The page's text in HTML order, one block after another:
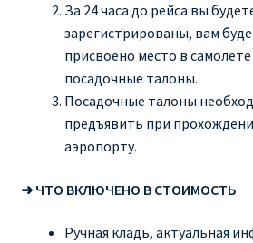
За 24 часа до рейса вы
зарегистрированы, вам
присвоено место в
посадочные талоны.
Посадочные талоны
предъявить при
аэропорту.
➜ ЧТО ВКЛЮЧЕНО В СТОИМОСТЬ
Ручная кладь, актуальная